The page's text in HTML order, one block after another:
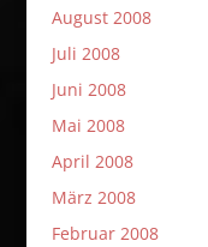
August 2008
Juli 2008
Juni 2008
Mai 2008
April 2008
März 2008
Februar 2008